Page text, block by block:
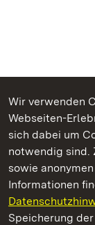
Wir verwenden
Webseiten-
sich dabei um
notwendig sind.
sowie
Informationen
Speicherung
Kommen.
Staatliche